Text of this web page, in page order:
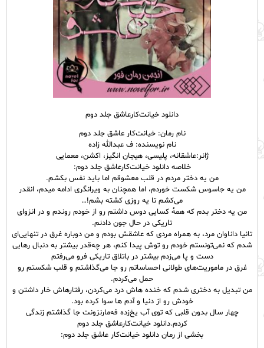
دانلود خیانت‌کارعاشق جلد دوم
نام رمان: خیانت‌کار عاشق جلد دوم
نام نویسنده: ف عبدالله زاده
ژانر:عاشقانه، پلیسی، هیجان انگیز، اکشن، معمایی
خلاصه دانلود خیانت‌کارعاشق جلد دوم:
من یه دختر مردم در قلب معشوقم اما باید نفس بکشم.
من یه جاسوس شکست خوردم، اما همچنان به ویرانگری ادامه میدم، انقدر
می‌کشم تا یه روزی کشته بشم!…
من یه دختر بدم که همهٔ کسایی دوس داشتم رو از خودم روندم و در انزوای
تاریکی در حال جون دادنم.
تانیا داناوان مرد، به همراه مردی که عاشقش بودم و من دوباره غرق در تنهایی‌ای
شدم که نمی‌تونستم خودم رو توش پیدا کنم، هر چه‌‌قدر بیشتر به دنبال رهایی
دست‌ و پا می‌زدم بیشتر در باتلاق تاریکی فرو می‌رفتم
غرق در ماموریت‌های طولانی احساساتم رو جا می‌گذاشتم و قلب شکستم رو
حمل می‌کردم.
من تبدیل به دختری شدم که خنده هاش درد می‌کردن، رفتارهاش خار داشتن‌ و
خودش رو از دنیا و آدم ها سوا کرده بود.
چهار سال بدون قلبی که توی آب یخ‌زده فه‌مارنزونت جا گذاشتم‌ زندگی
کردم.دانلود خیانت‌کارعاشق جلد دوم
بخشی از رمان دانلود خیانت‌کار عاشق جلد دوم: